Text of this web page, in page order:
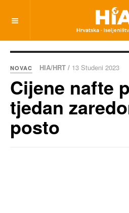
NOVAC HIA/HRT / 13 Studeni 2023
Cijene nafte
tjedan
posto